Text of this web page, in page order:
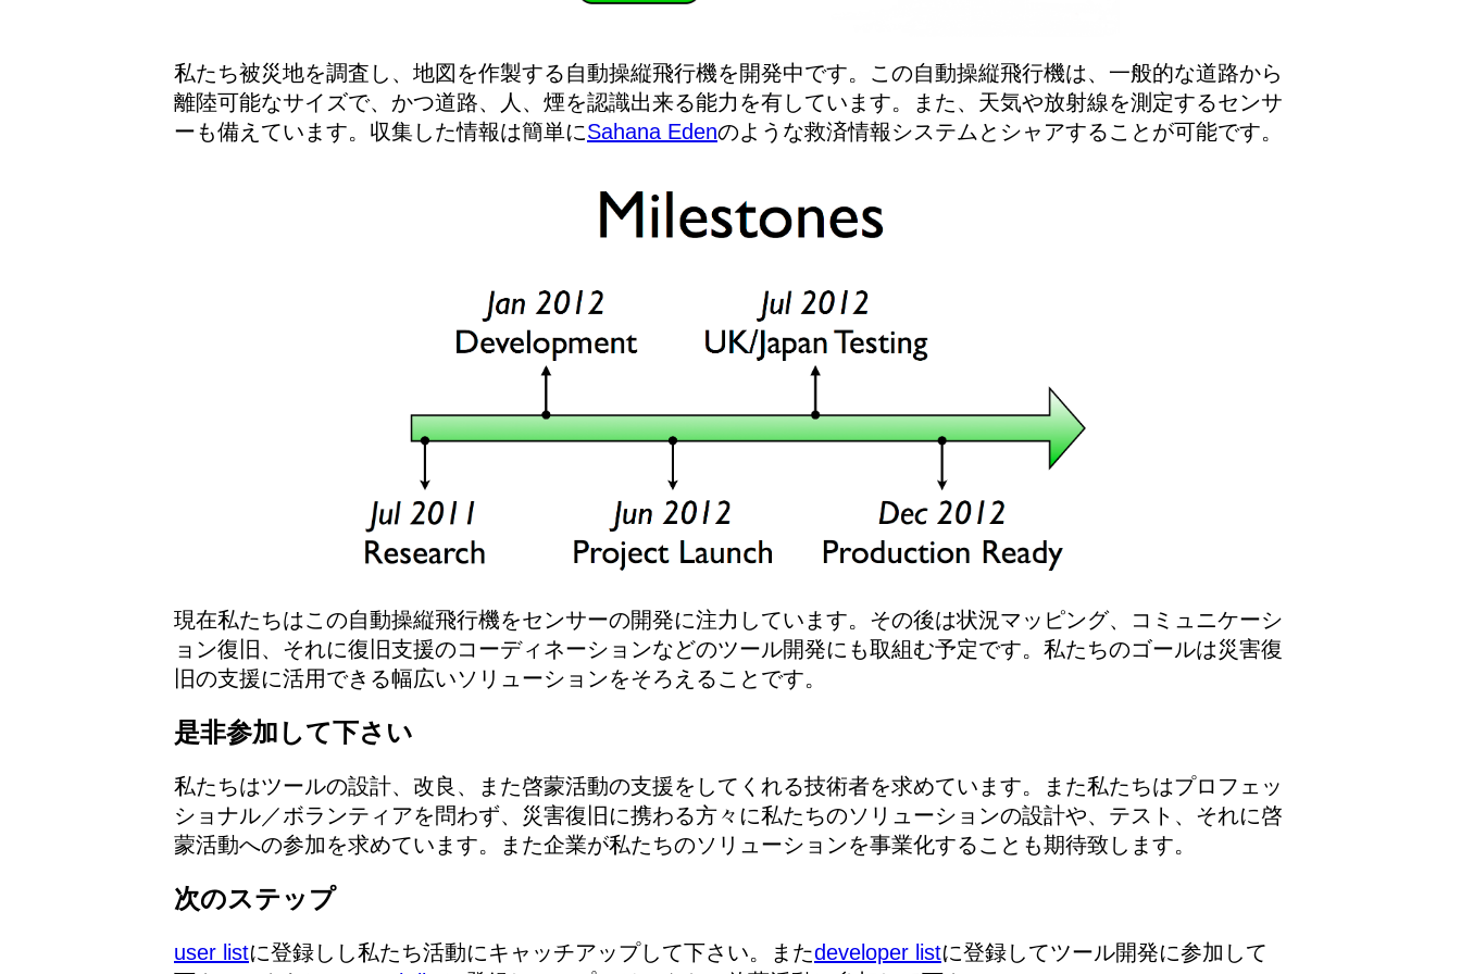
私たち被災地を調査し、地図を作製する自動操縦飛行機を開発中です。この自動操縦飛行機は、一般的な道路から
離陸可能なサイズで、かつ道路、人、煙を認識出来る能力を有しています。また、天気や放射線を測定するセンサ
ーも備えています。収集した情報は簡単にSahana Edenのような救済情報システムとシャアすることが可能です。
現在私たちはこの自動操縦飛行機をセンサーの開発に注力しています。その後は状況マッピング、コミュニケーシ
ョン復旧、それに復旧支援のコーディネーションなどのツール開発にも取組む予定です。私たちのゴールは災害復
旧の支援に活用できる幅広いソリューションをそろえることです。
是非参加して下さい
私たちはツールの設計、改良、また啓蒙活動の支援をしてくれる技術者を求めています。また私たちはプロフェッ
ショナル／ボランティアを問わず、災害復旧に携わる方々に私たちのソリューションの設計や、テスト、それに啓
蒙活動への参加を求めています。また企業が私たちのソリューションを事業化することも期待致します。
次のステップ
user listに登録しし私たち活動にキャッチアップして下さい。またdeveloper listに登録してツール開発に参加して